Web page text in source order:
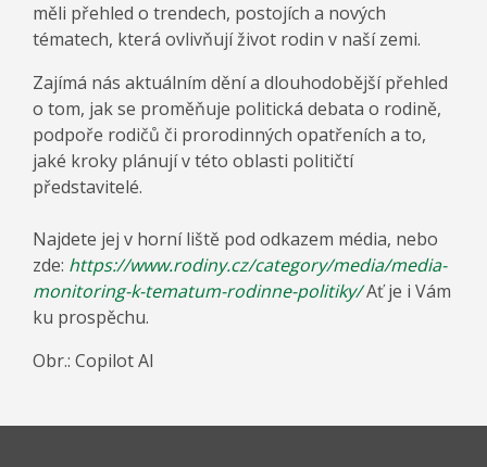
měli přehled o trendech, postojích a nových
tématech, která ovlivňují život rodin v naší zemi.
Zajímá nás aktuálním dění a dlouhodobější přehled
o tom, jak se proměňuje politická debata o rodině,
podpoře rodičů či prorodinných opatřeních a to,
jaké kroky plánují v této oblasti političtí
představitelé.
Najdete jej v horní liště pod odkazem média, nebo
zde: https://www.rodiny.cz/category/media/media-
monitoring-k-tematum-rodinne-politiky/Ať je i Vám
ku prospěchu.
Obr.: Copilot AI